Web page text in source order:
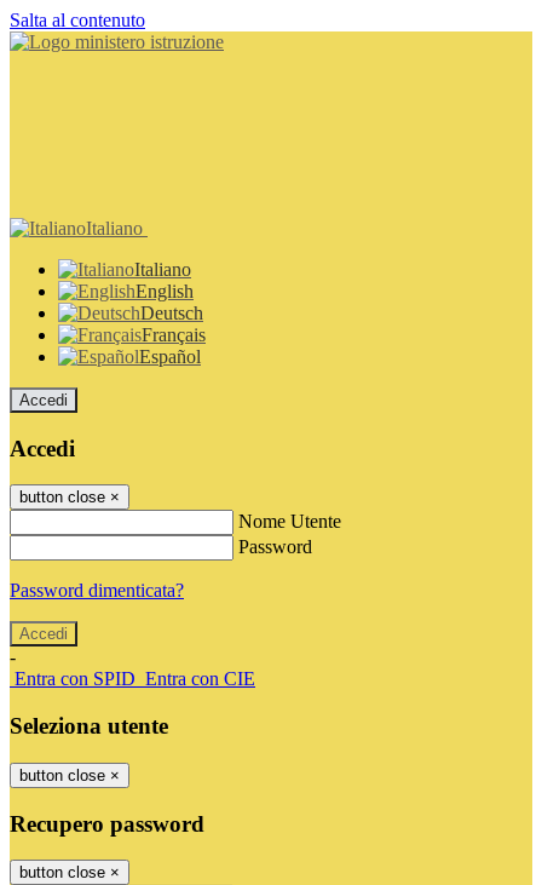
Salta al contenuto
Italiano
Italiano
English
Deutsch
Français
Español
Accedi
Accedi
button close ×
Nome Utente
Password
Password dimenticata?
-
Entra con SPID Entra con CIE
Seleziona utente
button close ×
Recupero password
button close ×